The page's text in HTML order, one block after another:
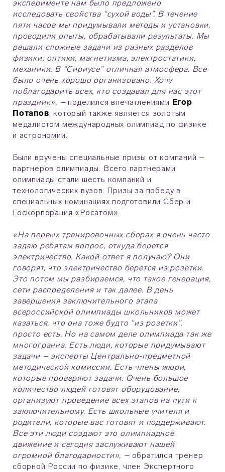
эксперименте нам было предложено
исследовать свойства “сухой воды”. В течение
пяти часов мы придумывали методы и установки,
проводили опыты, обрабатывали результаты. Мы
решали сложные задачи из разных разделов
физики: оптики, магнетизма, электростатики,
механики. В “Сириусе” отличная атмосфера. Все
было очень хорошо организовано. Хочу
поблагодарить всех, кто создавал для нас этот
праздник», –поделился впечатлениями Егор
Потапов, который также является золотым
медалистом международных олимпиад по физике
и астрономии.
Были вручены специальные призы от компаний –
партнеров олимпиады. Всего партнерами
олимпиады стали шесть компаний и
технологических вузов. Призы за победу в
специальных номинациях подготовили Сбер и
Госкорпорация «Росатом».
«На первых тренировочных сборах я очень часто
задаю ребятам вопрос, откуда берется
электричество. Какой ответ я получаю? Они
говорят, что электричество берется из розетки.
Это потом мы разбираемся, что такое генерация,
сети распределения и так далее. В день
завершения заключительного этапа
всероссийской олимпиады школьников может
казаться, что она тоже будто “из розетки”,
просто есть. Но на самом деле олимпиада так же
многогранна. Есть люди, которые придумывают
задачи – эксперты Центрально-предметной
методической комиссии. Есть члены жюри,
которые проверяют задачи. Очень большое
количество людей готовят оборудование,
организуют проведение всех этапов на пути к
заключительному. Есть школьные учителя и
родители, которые вас готовят и поддерживают.
Все эти люди создают это олимпиадное
движение и сегодня заслуживают нашей
огромной благодарности», – обратился тренер
сборной России по физике, член Экспертного